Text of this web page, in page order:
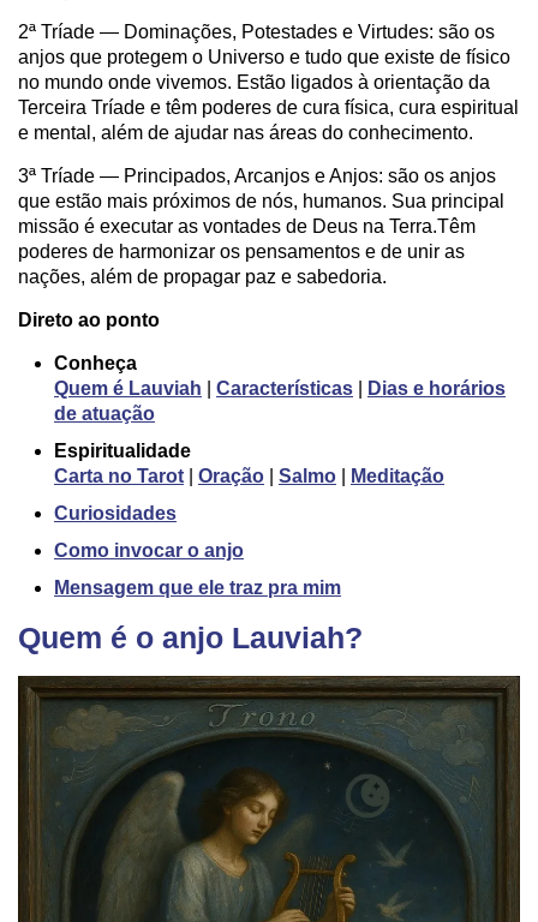
2ª Tríade — Dominações, Potestades e Virtudes: são os
anjos que protegem o Universo e tudo que existe de físico
no mundo onde vivemos. Estão ligados à orientação da
Terceira Tríade e têm poderes de cura física, cura espiritual
e mental, além de ajudar nas áreas do conhecimento.
3ª Tríade — Principados, Arcanjos e Anjos: são os anjos
que estão mais próximos de nós, humanos. Sua principal
missão é executar as vontades de Deus na Terra.Têm
poderes de harmonizar os pensamentos e de unir as
nações, além de propagar paz e sabedoria.
Direto ao ponto
Conheça
Quem é Lauviah
Características
Dias e horários
de atuação
Espiritualidade
Carta no Tarot
Oração Salmo
Meditação
Curiosidades
Como invocar o anjo
Mensagem que ele traz pra mim
Quem é o anjo Lauviah?